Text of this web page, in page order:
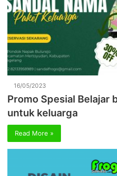
16/05/2023
Promo Spesial Belajar
untuk keluarga
Read More »